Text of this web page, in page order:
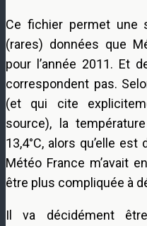
Ce fichier permet une
(rares) données que
pour l’année 2011. Et
correspondent pas.
(et qui cite
source), la
13,4°C, alors qu’elle
Météo France m’avait
être plus compliquée à
Il va décidément